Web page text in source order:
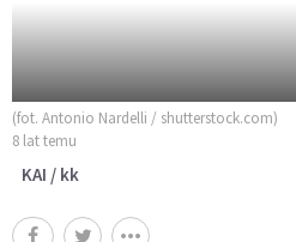
(fot. Antonio Nardelli / shutterstock.com)
8 lat temu
KAI / kk